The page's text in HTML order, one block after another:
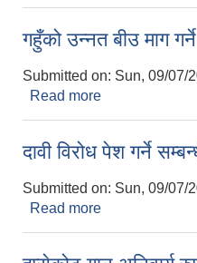
गहुँको उन्‍नत बीउ माग
Submitted on: Sun, 09/07/
Read more
दावी विरोध पेश गर्ने
Submitted on: Sun, 09/07/
Read more